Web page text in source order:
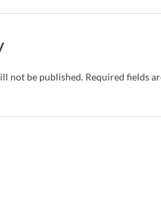
not be published. Required fields